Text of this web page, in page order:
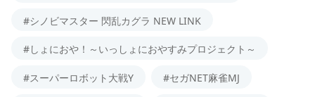
#シノビマスター 閃乱カグラ NEW LINK
#しょにおや！～いっしょにおやすみプロジェクト～
#スーパーロボット大戦Y #セガNET麻雀MJ